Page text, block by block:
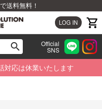
送料無料！
LOG IN
search Official
SNS
対応は休業いたします